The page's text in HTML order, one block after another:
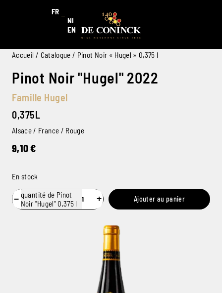
FR
NL
EN
Accueil / Catalogue / Pinot Noir « Hugel » 0,375 l
Pinot Noir "Hugel" 2022
Famille Hugel
0,375L
Alsace / France / Rouge
9,10€
En stock
− quantité de Pinot
Noir "Hugel" 0,375 l
+ Ajouter au panier